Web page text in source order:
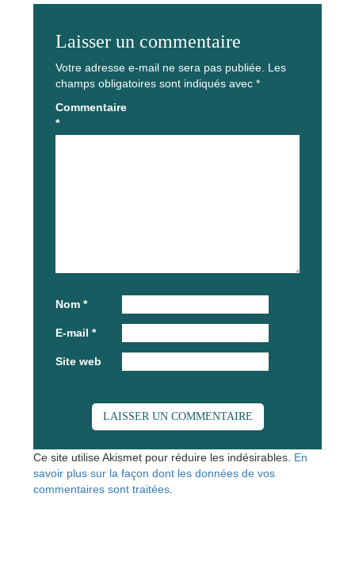
Laisser un commentaire
Votre adresse e-mail ne sera pas publiée. Les
champs obligatoires sont indiqués avec *
Commentaire
*
Nom *
E-mail *
Site web
Ce site utilise Akismet pour réduire les indésirables. En
savoir plus sur la façon dont les données de vos
commentaires sont traitées